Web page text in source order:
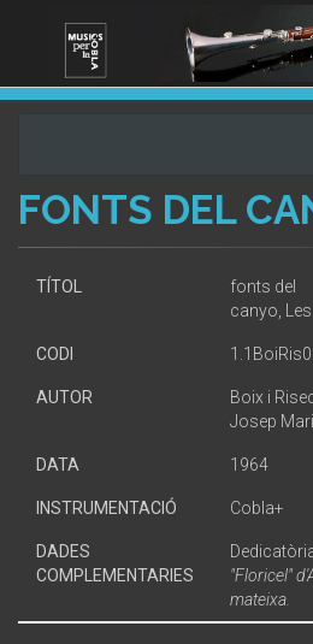
FONTS DEL
TÍTOL
fonts del
canyo, Les
CODI
AUTOR
Boix i
Josep
DATA 1964
INSTRUMENTACIÓ Cobla+
DADES
COMPLEMENTARIES
"Floricel"
mateixa.